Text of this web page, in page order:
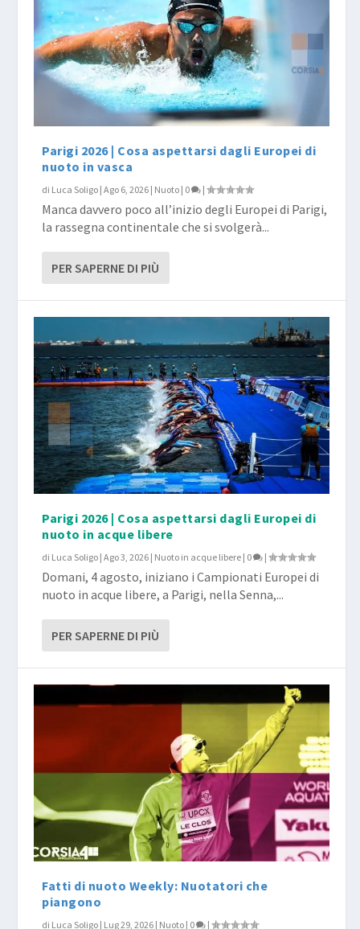
Parigi 2026 | Cosa aspettarsi dagli Europei di
nuoto in vasca
di Luca Soligo |Ago 6, 2026 | Nuoto | 0 |
Manca davvero poco all’inizio degli Europei di Parigi,
la rassegna continentale che si svolgerà...
PER SAPERNE DI PIÙ
Parigi 2026 | Cosa aspettarsi dagli Europei di
nuoto in acque libere
di Luca Soligo |Ago 3, 2026 | Nuoto in acque libere | 0 |
Domani, 4 agosto, iniziano i Campionati Europei di
nuoto in acque libere, a Parigi, nella Senna,...
PER SAPERNE DI PIÙ
Fatti di nuoto Weekly: Nuotatori che
piangono
di Luca Soligo | Lug 29, 2026 | Nuoto | 0 |